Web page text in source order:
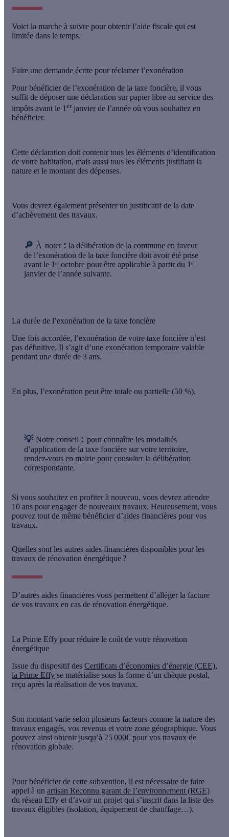
Voici la marche à suivre pour obtenir l’aide fiscale qui est
limitée dans le temps.
Faire une demande écrite pour réclamer l’exonération
Pour bénéficier de l’exonération de la taxe foncière, il vous
suffit de déposer une déclaration sur papier libre au service des
impôts avant le 1 er janvier de l’année où vous souhaitez en
bénéficier.
Cette déclaration doit contenir tous les éléments d’identification
de votre habitation, mais aussi tous les éléments justifiant la
nature et le montant des dépenses.
Vous devrez également présenter un justificatif de la date
d’achèvement des travaux.
🔎 À noter : la délibération de la commune en faveur
de l’exonération de la taxe foncière doit avoir été prise
avant le 1ᵉʳ octobre pour être applicable à partir du 1ᵉʳ
janvier de l’année suivante.
La durée de l’exonération de la taxe foncière
Une fois accordée, l’exonération de votre taxe foncière n’est
pas définitive. Il s’agit d’une exonération temporaire valable
pendant une durée de 3 ans.
En plus, l’exonération peut être totale ou partielle (50 %).
💡Notre conseil : pour connaître les modalités
d’application de la taxe foncière sur votre territoire,
rendez-vous en mairie pour consulter la délibération
correspondante.
Si vous souhaitez en profiter à nouveau, vous devrez attendre
10 ans pour engager de nouveaux travaux. Heureusement, vous
pouvez tout de même bénéficier d’aides financières pour vos
travaux.
Quelles sont les autres aides financières disponibles pour les
travaux de rénovation énergétique ?
D’autres aides financières vous permettent d’alléger la facture
de vos travaux en cas de rénovation énergétique.
La Prime Effy pour réduire le coût de votre rénovation
énergétique
Issue du dispositif des Certificats d’économies d’énergie (CEE),
la Prime Effy se matérialise sous la forme d’un chèque postal,
reçu après la réalisation de vos travaux.
Son montant varie selon plusieurs facteurs comme la nature des
travaux engagés, vos revenus et votre zone géographique. Vous
pouvez ainsi obtenir jusqu’à 25 000€ pour vos travaux de
rénovation globale.
Pour bénéficier de cette subvention, il est nécessaire de faire
appel à un artisan Reconnu garant de l’environnement (RGE)
du réseau Effy et d’avoir un projet qui s’inscrit dans la liste des
travaux éligibles (isolation, équipement de chauffage…).